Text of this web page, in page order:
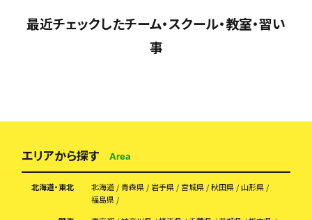
最近チェックしたチーム・スクール・教室・習い
事
エリアから探す Area
北海道・東北 北海道 青森県 岩手県 宮城県 秋田県
山形県
福島県